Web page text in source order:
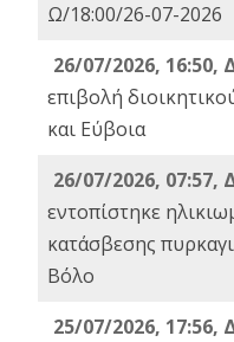
Ω/18:00/26-07-2026
26/07/2026, 16:50,
επιβολή
και Εύβοια
26/07/2026, 07:57,
εντοπίστηκε
κατάσβεσης
Βόλο
25/07/2026, 17:56,